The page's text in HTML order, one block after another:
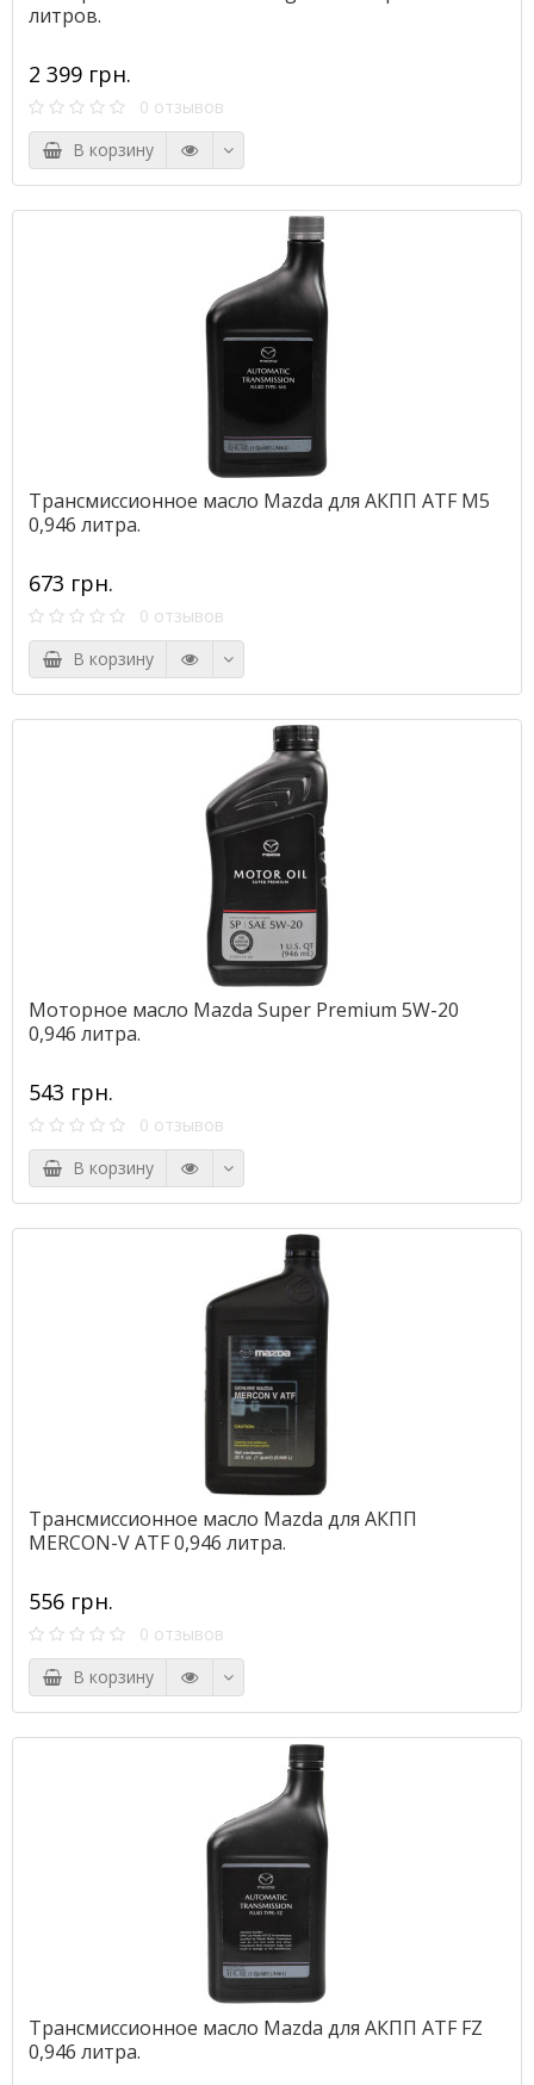
литров.
2 399 грн.
0 отзывов
В корзину
Трансмиссионное масло Mazda для АКПП ATF M5
0,946 литра.
673 грн.
0 отзывов
В корзину
Моторное масло Mazda Super Premium 5W-20
0,946 литра.
543 грн.
0 отзывов
В корзину
Трансмиссионное масло Mazda для АКПП
MERCON-V ATF 0,946 литра.
556 грн.
0 отзывов
В корзину
Трансмиссионное масло Mazda для АКПП ATF FZ
0,946 литра.